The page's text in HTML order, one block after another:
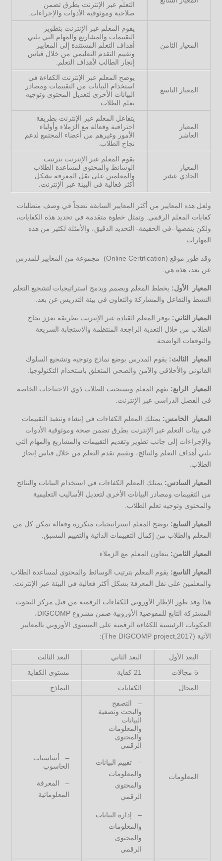
التعلم عبر الإنترنت بطرق تضمن
صلاحية وموثوقية الأدوات والإجراءات.
المعيار الثامن
يقوم المعلم عبر الإنترنت بتطوير
التقييمات والمشاريع والمهام التي تلبي
أهداف التعلم المستندة إلى المعايير
وتقييم التقدم التعليمي من خلال قياس
إنجاز الطالب لأهداف التعلم.
المعيار التاسع
يوضح المعلم عبر الإنترنت الكفاءة في
استخدام البيانات من التقييمات ومصادر
البيانات الأخرى لتعديل المحتوى وتوجيه
تعلم الطلاب.
المعيار
العاشر
يتفاعل المعلم عبر الإنترنت بطريقة
احترافية وفعالة مع الزملاء وأولياء
الأمور وغيرهم من أعضاء المجتمع لدعم
نجاح الطلاب.
المعيار
الحادي عشر
يقوم المعلم عبر الإنترنت بترتيب
الوسائط والمحتوى لمساعدة الطلاب
والمعلمين على نقل المعرفة بشكل
أكثر فعالية في البيئة عبر الإنترنت.
ولعل هذه المعايير من أكثر المعايير السابقة نضجاً في وصف متطلبات
كفايات المعلم الرقمي. وتمثل خطوة متقدمة في تحديد هذه الكفايات،
ولكن ينقصها -في الحقيقة- التحديد الدقيق، والأمثلة لكثير من هذه
المهارات.
وقد طور موقع (Online Certification) مجموعة من المعايير للمدرس
عن بعد، هذه هي:
المعيار الأول: يخطط المعلم ويصمم ويدمج استراتيجيات لتشجيع التعلم
النشط والتفاعل والمشاركة والتعاون في بيئة التدريس عن بعد.
المعيار الثاني: يوفر المعلم القيادة عبر الإنترنت بطريقة تعزز نجاح
الطلاب من خلال التغذية الراجعة المنتظمة والاستجابة السريعة
والتوقعات الواضحة.
المعيار الثالث: يقوم المدرس بوضع نماذج وتوجيه وتشجيع السلوك
القانوني والأخلاقي والآمن والصحي المتعلق باستخدام التكنولوجيا.
المعيار الرابع: يفهم المعلم ويستجيب للطلاب ذوي الاحتياجات الخاصة
في الفصل الدراسي عبر الإنترنت.
المعيار الخامس: يمتلك المعلم الكفاءات في إنشاء وتنفيذ التقييمات
في بيئات التعلم عبر الإنترنت بطرق تضمن صحة وموثوقية الأدوات
والإجراءات إلى جانب تطوير وتقديم التقييمات والمشاريع والمهام التي
تلبي أهداف التعلم والنتائج، وتقييم تقدم التعلم من خلال قياس إنجاز
الطلاب.
المعيار السادس: يمتلك المعلم الكفاءات في استخدام البيانات والنتائج
من التقييمات ومصادر البيانات الأخرى لتعديل الأساليب التعليمية
والمحتوى وتوجيه تعلم الطلاب.
المعيار السابع: يوضح المعلم استراتيجيات متكررة وفعالة تمكن كل من
المعلم والطلاب من إكمال التقييمات الذاتية والتقييم المسبق.
المعيار الثامن: يتعاون المعلم مع الزملاء.
المعيار التاسع: يقوم المعلم بترتيب الوسائط والمحتوى لمساعدة الطلاب
والمعلمين على نقل المعرفة بشكل أكثر فعالية في البيئة عبر الإنترنت.
هذا وقد طور الإطار الأوروبي للكفاءات الرقمية من قبل مركز البحوث
المشتركة التابع للمفوضية الأوروبية ضمن مشروع DIGCOMP،
المكونات الرئيسية للكفاءة الرقمية على المستوى الأوروبي بالمعايير
الآتية (The DIGCOMP project,2017):
البعد الأول البعد الثاني
البعد الثالث
5 مجالات
21 كفاية
مستوى الكفاية
المجال
الكفايات النماذج
المعلومات
– التصفح
والبحث وتصفية
البيانات
والمعلومات
والمحتوى
الرقمي
– تقييم البيانات
والمعلومات
والمحتوى
الرقمي
– إدارة البيانات
والمعلومات
والمحتوى
الرقمي
– أساسيات
الحاسوب
– المعرفة
المعلوماتية